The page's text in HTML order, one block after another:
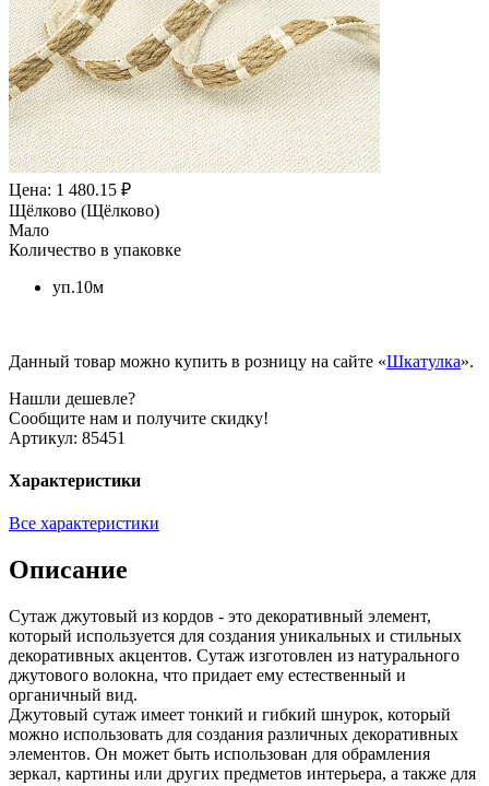
Цена: 1 480.15 ₽
Щёлково (Щёлково)
Мало
Количество в упаковке
уп.10м
Данный товар можно купить в розницу на сайте «Шкатулка».
Нашли дешевле?
Сообщите нам и получите скидку!
Артикул: 85451
Характеристики
Все характеристики
Описание
Сутаж джутовый из кордов - это декоративный элемент,
который используется для создания уникальных и стильных
декоративных акцентов. Сутаж изготовлен из натурального
джутового волокна, что придает ему естественный и
органичный вид.
Джутовый сутаж имеет тонкий и гибкий шнурок, который
можно использовать для создания различных декоративных
элементов. Он может быть использован для обрамления
зеркал, картины или других предметов интерьера, а также для